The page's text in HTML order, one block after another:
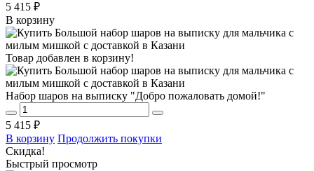
5 415 ₽
В корзину
Товар добавлен в корзину!
Набор шаров на выписку "Добро пожаловать домой!"
5 415 ₽
В корзину Продолжить покупки
Скидка!
Быстрый просмотр